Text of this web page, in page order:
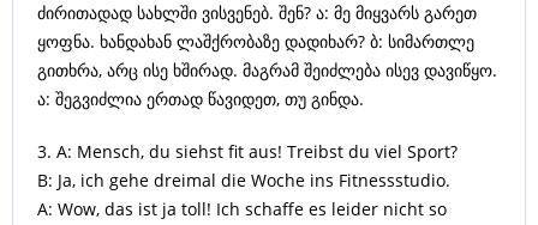
ძირითადად სახლში ვისვენებ. შენ? ა: მე მიყვარს გარეთ
ყოფნა. ხანდახან ლაშქრობაზე დადიხარ? ბ: სიმართლე
გითხრა, არც ისე ხშირად. მაგრამ შეიძლება ისევ დავიწყო.
ა: შეგვიძლია ერთად წავიდეთ, თუ გინდა.
3. A: Mensch, du siehst fit aus! Treibst du viel Sport?
B: Ja, ich gehe dreimal die Woche ins Fitnessstudio.
A: Wow, das ist ja toll! Ich schaffe es leider nicht so